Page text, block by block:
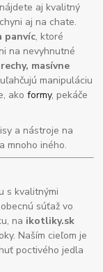
aj kvalitný
aj na chate.
panvíc, ktoré
na nevyhnutné
masívne
manipuláciu
akoformy, pekáče
a nástroje na
a mnoho iného.
s kvalitnými
súťaž vo
na ikotliky.sk
Naším cieľom je
poctivého jedla